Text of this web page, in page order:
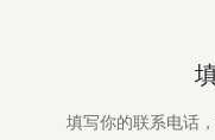
填写你的联系电话